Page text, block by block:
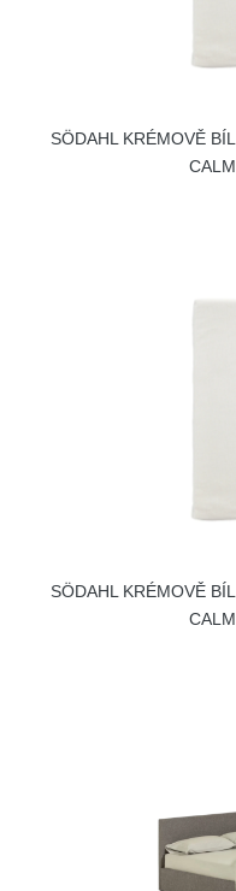
SÖDAHL KRÉMOVĚ
SÖDAHL KRÉMOVĚ